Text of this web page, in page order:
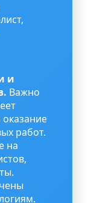
и
Важно
работ.
на